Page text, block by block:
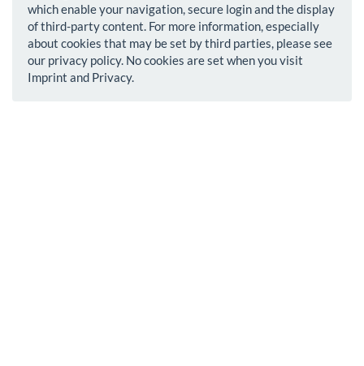
which enable your navigation, secure login and the display
of third-party content. For more information, especially
about cookies that may be set by third parties, please see
our privacy policy. No cookies are set when you visit
Imprint and Privacy.